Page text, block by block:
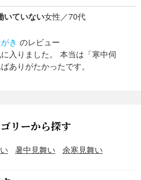
いていない女性／70代
き のレビュー
入りました。 本当は「寒中伺
ありがたかったです。
リーから探す
暑中見舞い 余寒見舞い